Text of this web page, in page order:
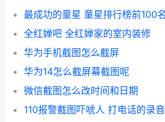
最成功的童星 童星排行榜前100名
全红婵吧 全红婵家的室内装修
华为手机截图怎么截屏
华为14怎么截屏幕截图呢
微信截图怎么改时间和日期
110报警截图吓唬人 打电话的录